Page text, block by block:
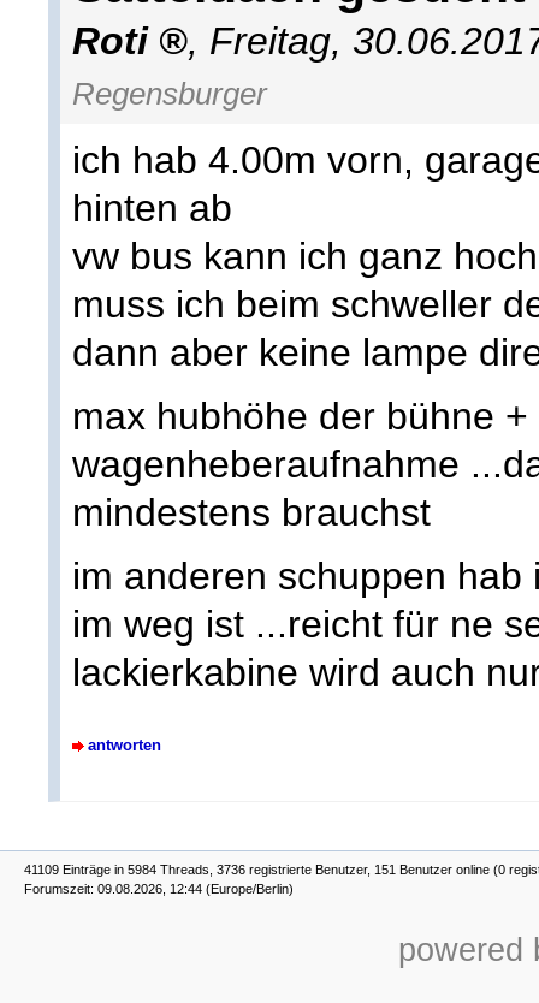
Roti , Freitag,
Regensburger
ich hab 4.00m vorn,
hinten ab
vw bus kann ich ganz
muss ich beim schweller
dann aber keine lampe
max hubhöhe der bühne
wagenheberaufnahme
mindestens brauchst
im anderen schuppen
im weg ist ...reicht für ne
lackierkabine wird auch
antworten
41109 Einträge in 5984 Threads, 3736 registrierte Benutzer, 151 Benutzer online (0
Forumszeit: 09.08.2026, 12:44 (Europe/Berlin)
powered